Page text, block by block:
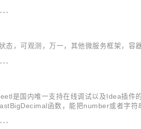
，可观测，万一，其他微服务框架，容
是国内唯一支持在线调试以及Idea插
函数，能把number或者字